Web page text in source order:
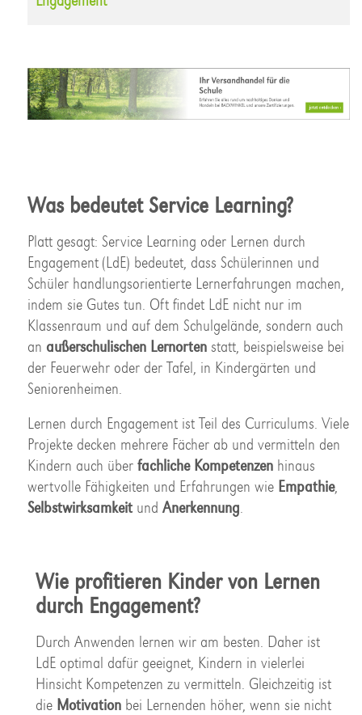
Was bedeutet Service Learning?
Platt gesagt: Service Learning oder Lernen durch
Engagement (LdE) bedeutet, dass Schülerinnen und
Schüler handlungsorientierte Lernerfahrungen machen,
indem sie Gutes tun. Oft findet LdE nicht nur im
Klassenraum und auf dem Schulgelände, sondern auch
an außerschulischen Lernortenstatt, beispielsweise bei
der Feuerwehr oder der Tafel, in Kindergärten und
Seniorenheimen.
Lernen durch Engagement ist Teil des Curriculums. Viele
Projekte decken mehrere Fächer ab und vermitteln den
Kindern auch über fachliche Kompetenzenhinaus
wertvolle Fähigkeiten und Erfahrungen wie Empathie,
Selbstwirksamkeitund Anerkennung.
Wie profitieren Kinder von Lernen
durch Engagement?
Durch Anwenden lernen wir am besten. Daher ist
LdE optimal dafür geeignet, Kindern in vielerlei
Hinsicht Kompetenzen zu vermitteln. Gleichzeitig ist
die Motivationbei Lernenden höher, wenn sie nicht